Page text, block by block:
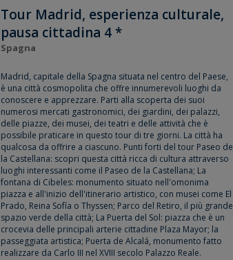
Tour Madrid, esperienza culturale,
pausa cittadina 4 *
Spagna
Madrid, capitale della Spagna situata nel centro del Paese,
è una città cosmopolita che offre innumerevoli luoghi da
conoscere e apprezzare. Parti alla scoperta dei suoi
numerosi mercati gastronomici, dei giardini, dei palazzi,
delle piazze, dei musei, dei teatri e delle attività che è
possibile praticare in questo tour di tre giorni. La città ha
qualcosa da offrire a ciascuno. Punti forti del tour Paseo de
la Castellana: scopri questa città ricca di cultura attraverso
luoghi interessanti come il Paseo de la Castellana; La
fontana di Cibeles: monumento situato nell'omonima
piazza e all'inizio dell'itinerario artistico, con musei come El
Prado, Reina Sofía o Thyssen; Parco del Retiro, il più grande
spazio verde della città; La Puerta del Sol: piazza che è un
crocevia delle principali arterie cittadine Plaza Mayor; la
passeggiata artistica; Puerta de Alcalá, monumento fatto
realizzare da Carlo III nel XVIII secolo Palazzo Reale.